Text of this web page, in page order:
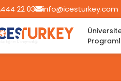
444 22 03 info@icesturkey.com